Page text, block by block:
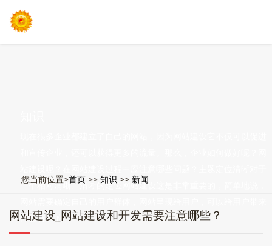
一个相对清晰、清晰的定位网站建设这是非常重要的，简单地说，
什么有利的
您当前位置>首页 >> 知识 >> 新闻
网站建设_网站建设和开发需要注意哪些？